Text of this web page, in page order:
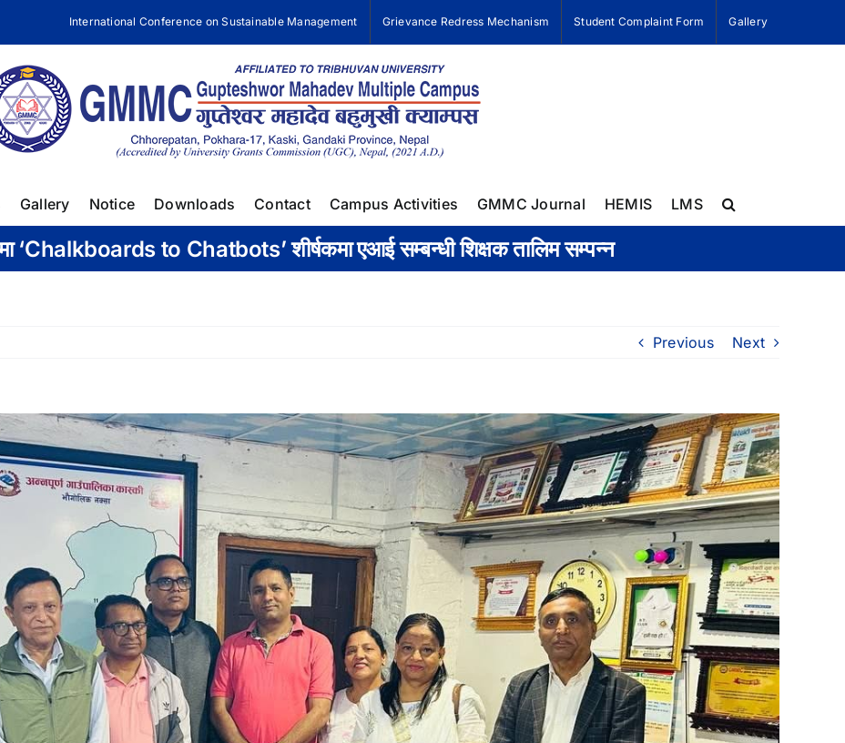
International Conference on Sustainable Management Grievance Redress Mechanism Student Complaint Form Gallery
Gallery Notice Downloads Contact Campus Activities GMMC Journal HEMIS LMS
‘Chalkboards to Chatbots’ शीर्षकमा एआई सम्बन्धी शिक्षक तालिम सम्पन्न
Previous Next